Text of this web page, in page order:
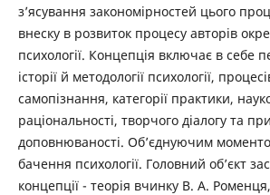
з’ясування закономірностей цього
внеску в розвиток процесу авторів
психології. Концепція включає в себе
історії й методології психології,
самопізнання, категорії практики,
раціональності, творчого діалогу та
доповнюваності. Об’єднуючим
бачення психології. Головний об’єкт
концепції - теорія вчинку В. А.